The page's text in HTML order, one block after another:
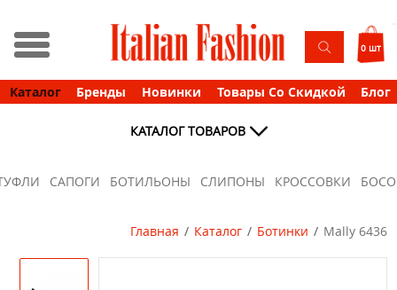
Каталог Бренды Новинки Товары Со Скидкой Блог
0 шт
КАТАЛОГ ТОВАРОВ
САПОГИ БОТИЛЬОНЫ СЛИПОНЫ КРОССОВКИ
Главная Каталог Ботинки Mally 6436